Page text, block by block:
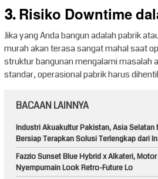
3. Risiko Downtime
Jika yang Anda bangun adalah pabrik
murah akan terasa sangat mahal saat
struktur bangunan mengalami masalah
standar, operasional pabrik harus
BACAAN LAINNYA
Industri Akuakultur Pakistan, Asia Selatan
Bersiap Terapkan Solusi Terlengkap dari
Fazzio Sunset Blue Hybrid x Alkateri,
Nyempurnain Look Retro-Future Lo